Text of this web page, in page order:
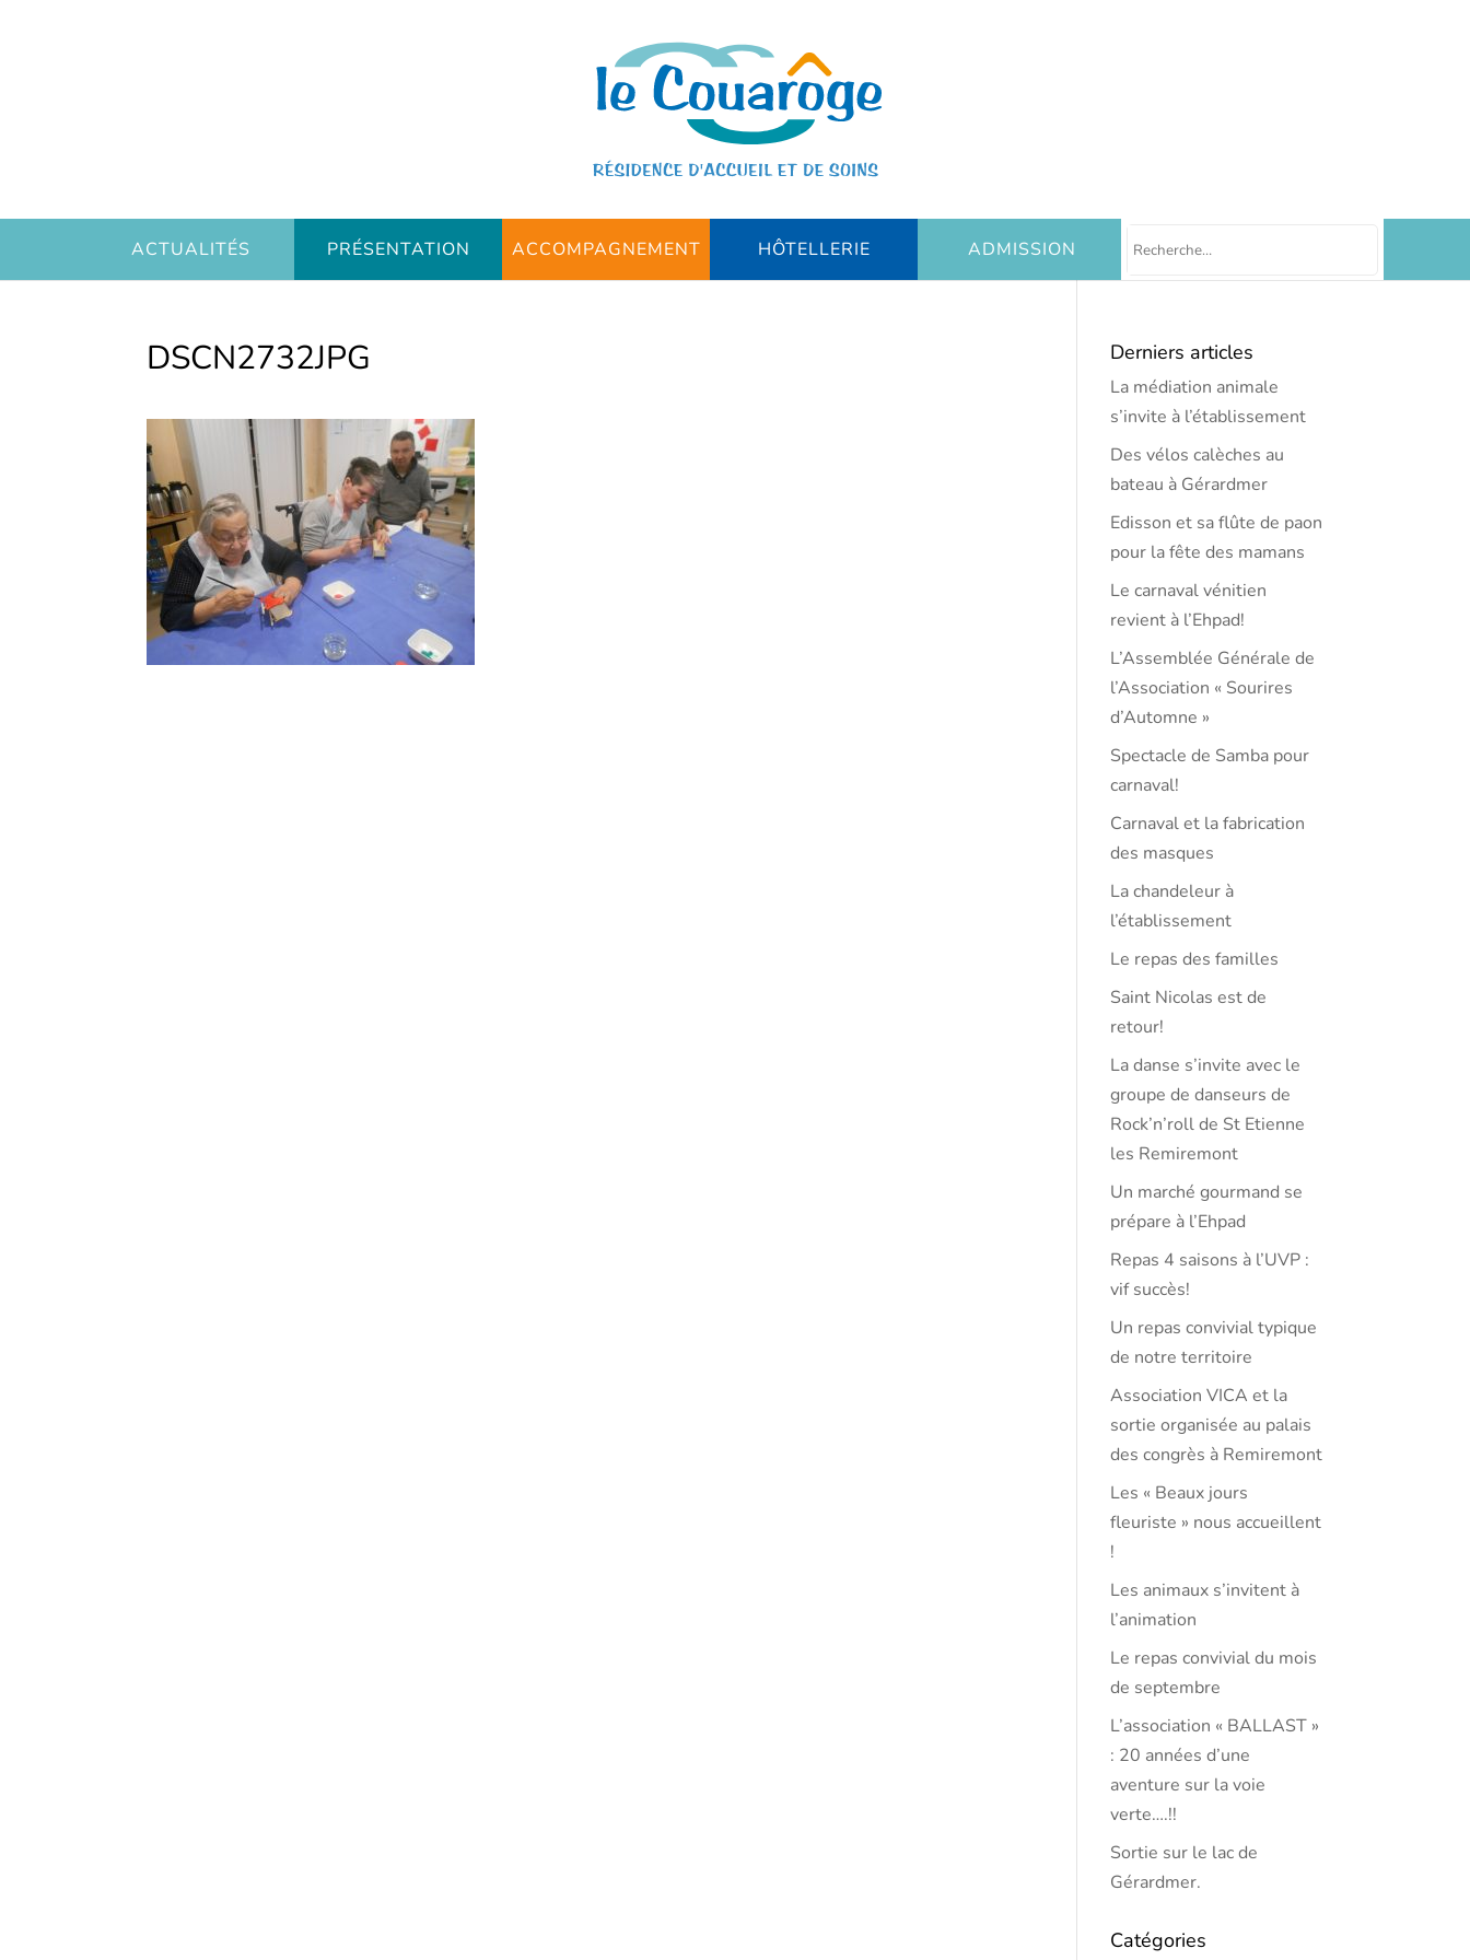
ACTUALITÉS PRÉSENTATION ACCOMPAGNEMENT HÔTELLERIE ADMISSION
DSCN2732JPG Derniers articles
La médiation animale
s’invite à l’établissement
Des vélos calèches au
bateau à Gérardmer
Edisson et sa flûte de paon
pour la fête des mamans
Le carnaval vénitien
revient à l’Ehpad!
L’Assemblée Générale de
l’Association « Sourires
d’Automne »
Spectacle de Samba pour
carnaval!
Carnaval et la fabrication
des masques
La chandeleur à
l’établissement
Le repas des familles
Saint Nicolas est de
retour!
La danse s’invite avec le
groupe de danseurs de
Rock’n’roll de St Etienne
les Remiremont
Un marché gourmand se
prépare à l’Ehpad
Repas 4 saisons à l’UVP :
vif succès!
Un repas convivial typique
de notre territoire
Association VICA et la
sortie organisée au palais
des congrès à Remiremont
Les « Beaux jours
fleuriste » nous accueillent
!
Les animaux s’invitent à
l’animation
Le repas convivial du mois
de septembre
L’association « BALLAST »
: 20 années d’une
aventure sur la voie
verte….!!
Sortie sur le lac de
Gérardmer.
Catégories